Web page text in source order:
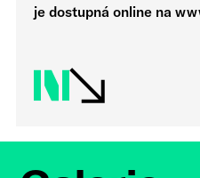
je dostupná online na